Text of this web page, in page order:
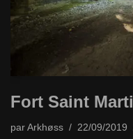
Fort Saint
par Arkhøss 22/09/2019